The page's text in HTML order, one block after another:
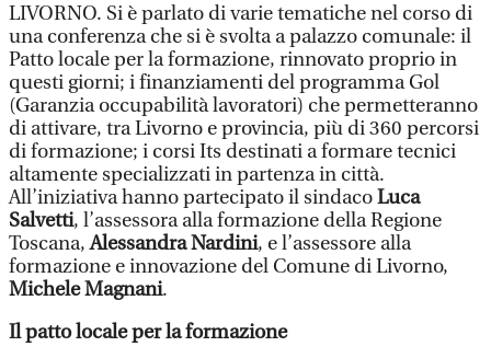
LIVORNO. Si è parlato di varie tematiche nel corso di
una conferenza che si è svolta a palazzo comunale: il
Patto locale per la formazione, rinnovato proprio in
questi giorni; i finanziamenti del programma Gol
(Garanzia occupabilità lavoratori) che permetteranno
di attivare, tra Livorno e provincia, più di 360 percorsi
di formazione; i corsi Its destinati a formare tecnici
altamente specializzati in partenza in città.
All’iniziativa hanno partecipato il sindacoLuca
Salvetti, l’assessora alla formazione della Regione
Toscana,Alessandra Nardini, e l’assessore alla
formazione e innovazione del Comune di Livorno,
Michele Magnani.
Il patto locale per la formazione